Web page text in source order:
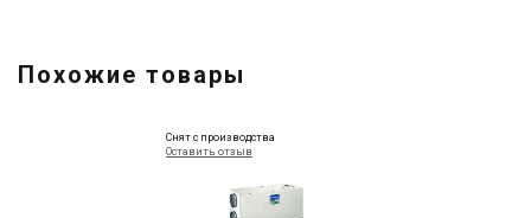
Похожие товары
Снят с производства
Оставить отзыв